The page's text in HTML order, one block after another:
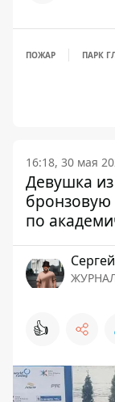
ПОЖАР ПАРК
16:18, 30 мая
Девушка
бронзовую
по
👍